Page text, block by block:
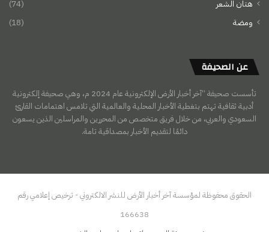
هتان الشعر
(74)
ومضة
(18)
عن الصحيفة
تأسست صحيفة “آخر أخبار الأرض الإلكترونية عام 2024 م، وهي صحيفة إلكترونية
أدبية ثقافية تهتم بتغطية الأخبار المحلية والعالمية التي تلامس اهتمامات القارئ
السعودي والعربي، من خلال فريق متخصص من المحررين والمراسلين الذين يسعون
دائمًا لتقديم الأخبار بمصداقية تامة.
الحقوق محفوظة لمؤسسة آخر أخبار الأرض للنشر الالكتروني - ترخيص إعلامي رقم
166638